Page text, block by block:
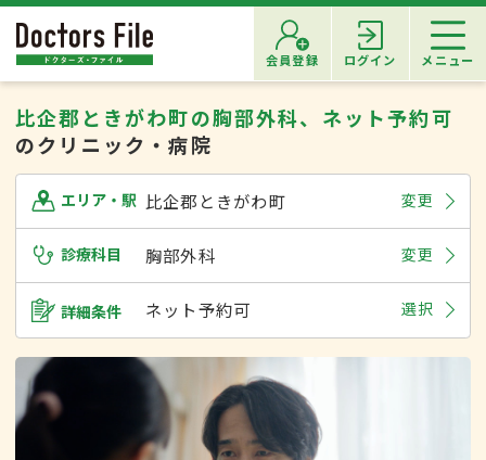
会員登録 ログイン メニュー
比企郡ときがわ町の胸部外科、ネット予約可
のクリニック・病院
エリア・駅 比企郡ときがわ町 変更
診療科目 胸部外科 変更
詳細条件 ネット予約可 選択